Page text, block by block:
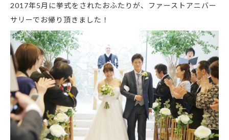
2017年5月に挙式をされたおふたりが、ファーストアニバー
サリーでお帰り頂きました！